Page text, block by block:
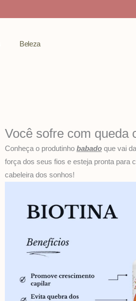
Beleza
Você sofre com queda
Conheça o produtinho babadoque vai
força dos seus fios e esteja pronta para
cabeleira dos sonhos!